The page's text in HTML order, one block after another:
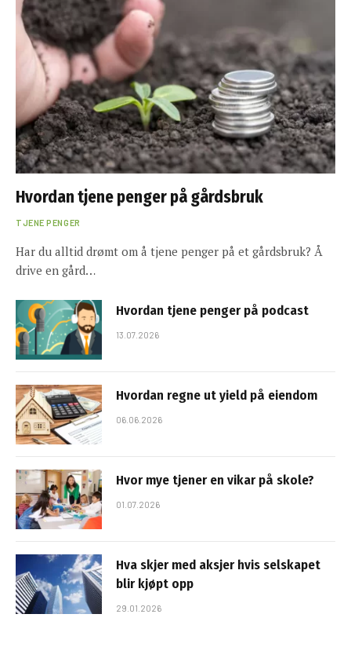
Hvordan tjene penger på gårdsbruk
TJENE PENGER
Har du alltid drømt om å tjene penger på et gårdsbruk? Å
drive en gård…
Hvordan tjene penger på podcast
13.07.2026
Hvordan regne ut yield på eiendom
06.06.2026
Hvor mye tjener en vikar på skole?
01.07.2026
Hva skjer med aksjer hvis selskapet
blir kjøpt opp
29.01.2026